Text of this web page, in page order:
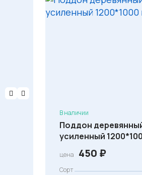
В наличии
Поддон
усиленный
цена 450 ₽
Сорт